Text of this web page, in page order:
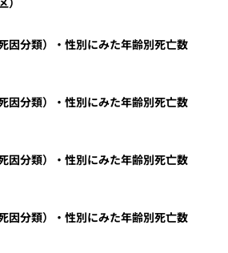
因分類）・性別にみた年齢別死亡数
因分類）・性別にみた年齢別死亡数
因分類）・性別にみた年齢別死亡数
因分類）・性別にみた年齢別死亡数